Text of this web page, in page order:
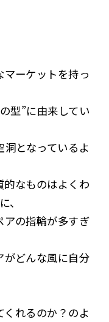
ーケットを持っ
型”に由来してい
となっているよ
なものはよくわ
、
の指輪が多すぎ
がどんな風に自分
れるのか？のよ